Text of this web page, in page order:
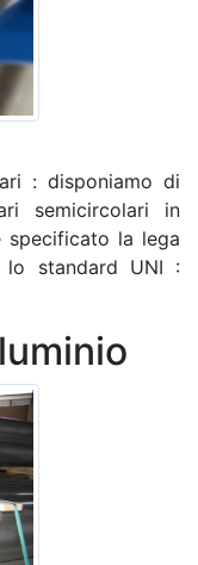
: disponiamo di
semicircolari in
specificato la lega
lo standard UNI :